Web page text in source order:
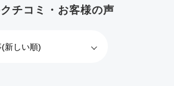
チコミ・お客様の声